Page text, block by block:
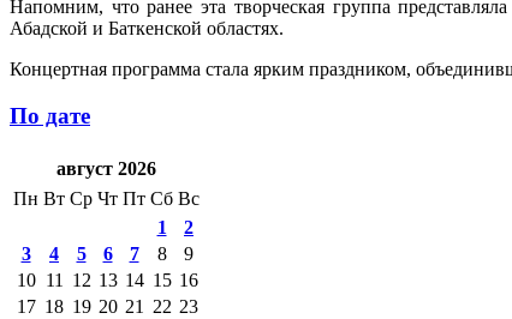
Напомним, что ранее эта творческая группа
Абадской и Баткенской областях.
Концертная программа стала ярким праздником,
По дате
август 2026
Пн Вт Ср Чт Пт Сб Вс
1
2
3
4 5 6 7 8
9
10 11 12 13 14 15 16
17 18 19 20 21 22 23